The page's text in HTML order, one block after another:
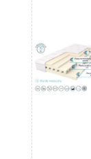
4
570 zł